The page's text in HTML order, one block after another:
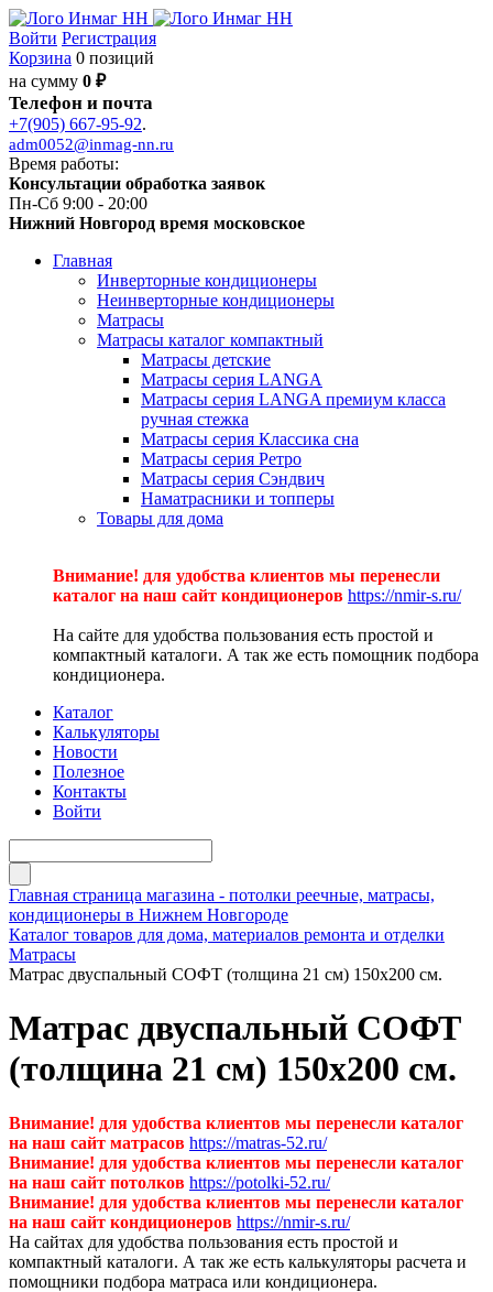
Войти Регистрация
Корзина 0 позиций
на сумму 0 ₽
Телефон и почта
+7(905) 667-95-92.
adm0052@inmag-nn.ru
Время работы:
Консультации обработка заявок
Пн-Сб 9:00 - 20:00
Нижний Новгород время московское
Главная
Инверторные кондиционеры
Неинверторные кондиционеры
Матрасы
Матрасы каталог компактный
Матрасы детские
Матрасы серия LANGA
Матрасы серия LANGA премиум класса
ручная стежка
Матрасы серия Классика сна
Матрасы серия Ретро
Матрасы серия Сэндвич
Наматрасники и топперы
Товары для дома
Внимание! для удобства клиентов мы перенесли
каталог на наш сайт кондиционеров https://nmir-s.ru/
На сайте для удобства пользования есть простой и
компактный каталоги. А так же есть помощник подбора
кондиционера.
Каталог
Калькуляторы
Новости
Полезное
Контакты
Войти
Главная страница магазина - потолки реечные, матрасы,
кондиционеры в Нижнем Новгороде
Каталог товаров для дома, материалов ремонта и отделки
Матрасы
Матрас двуспальный СОФТ (толщина 21 см) 150х200 см.
Матрас двуспальный СОФТ
(толщина 21 см) 150х200 см.
Внимание! для удобства клиентов мы перенесли каталог
на наш сайт матрасов https://matras-52.ru/
Внимание! для удобства клиентов мы перенесли каталог
на наш сайт потолков https://potolki-52.ru/
Внимание! для удобства клиентов мы перенесли каталог
на наш сайт кондиционеров https://nmir-s.ru/
На сайтах для удобства пользования есть простой и
компактный каталоги. А так же есть калькуляторы расчета и
помощники подбора матраса или кондиционера.